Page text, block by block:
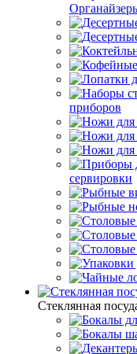
приборов
сервировки
Стеклянная